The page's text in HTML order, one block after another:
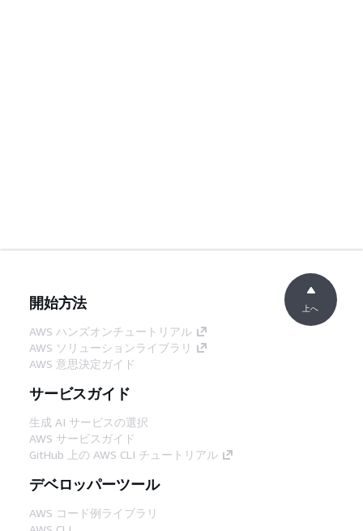
開始方法
AWS ハンズオンチュートリアル
AWS ソリューションライブラリ
AWS 意思決定ガイド
サービスガイド
生成 AI サービスの選択
AWS サービスガイド
GitHub 上の AWS CLI チュートリアル
デベロッパーツール
AWS コード例ライブラリ
上へ